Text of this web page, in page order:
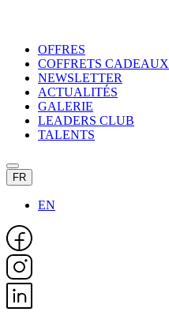
OFFRES
COFFRETS CADEAUX
NEWSLETTER
ACTUALITÉS
GALERIE
LEADERS CLUB
TALENTS
FR
EN